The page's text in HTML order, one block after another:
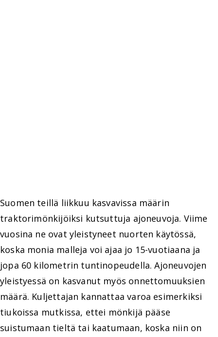
Suomen teillä liikkuu kasvavissa määrin
traktorimönkijöiksi kutsuttuja ajoneuvoja. Viime
vuosina ne ovat yleistyneet nuorten käytössä,
koska monia malleja voi ajaa jo 15-vuotiaana ja
jopa 60 kilometrin tuntinopeudella. Ajoneuvojen
yleistyessä on kasvanut myös onnettomuuksien
määrä. Kuljettajan kannattaa varoa esimerkiksi
tiukoissa mutkissa, ettei mönkijä pääse
suistumaan tieltä tai kaatumaan, koska niin on